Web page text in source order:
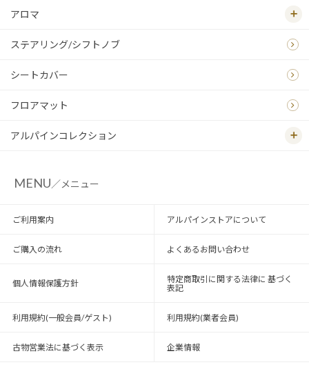
アロマ
ステアリング/シフトノブ
シートカバー
フロアマット
アルパインコレクション
MENU／メニュー
ご利用案内 アルパインストアについて
ご購入の流れ よくあるお問い合わせ
個人情報保護方針
特定商取引に関する法律に 基づく
表記
利用規約(一般会員/ゲスト) 利用規約(業者会員)
古物営業法に基づく表示 企業情報